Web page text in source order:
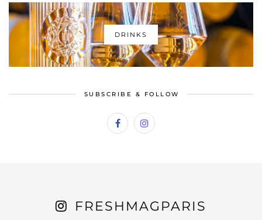
DRINKS
SUBSCRIBE & FOLLOW
FRESHMAGPARIS